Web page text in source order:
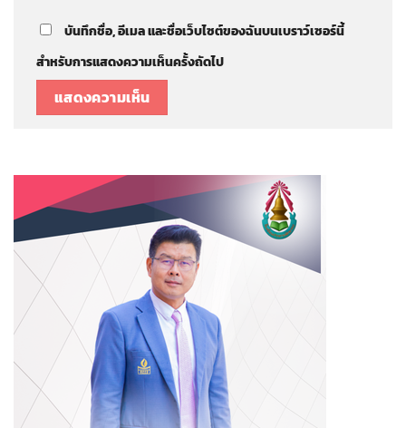
บันทึกชื่อ, อีเมล และชื่อเว็บไซต์ของฉันบนเบราว์เซอร์นี้
สำหรับการแสดงความเห็นครั้งถัดไป